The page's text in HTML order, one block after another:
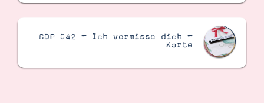
GDP 042 – Ich vermisse dich –
Karte